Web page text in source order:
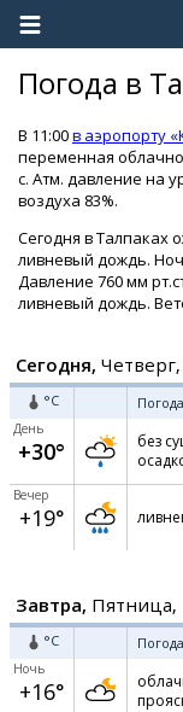
Погода в
В 11:00в аэропорту
переменная
с. Атм. давление на
воздуха 83%.
Сегодня в Талпаках
ливневый дождь.
Давление 760 мм
ливневый дождь.
Сегодня, Четверг,
°C Погода
День
+30°
без
Вечер
+19°
Завтра, Пятница,
°C Погода
Ночь
+16°